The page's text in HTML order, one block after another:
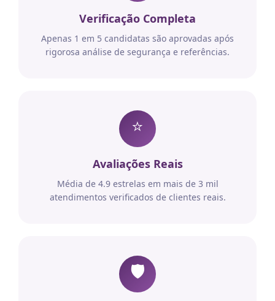
Verificação Completa
Apenas 1 em 5 candidatas são aprovadas após
rigorosa análise de segurança e referências.
⭐
Avaliações Reais
Média de 4.9 estrelas em mais de 3 mil
atendimentos verificados de clientes reais.
🛡️